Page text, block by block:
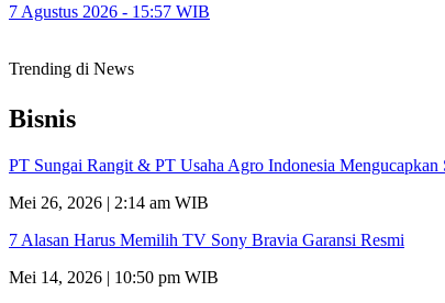
7 Agustus 2026 - 15:57 WIB
Trending di News
Bisnis
PT Sungai Rangit & PT Usaha Agro Indonesia
Mei 26, 2026 | 2:14 am WIB
7 Alasan Harus Memilih TV Sony Bravia Garansi Resmi
Mei 14, 2026 | 10:50 pm WIB